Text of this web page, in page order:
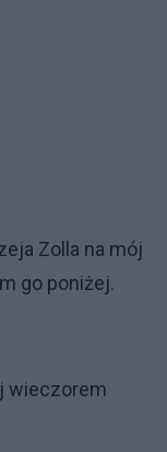
Zolla na mój
go poniżej.
wieczorem